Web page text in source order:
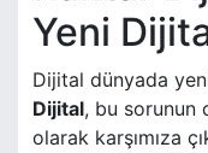
Yeni
Dijital dünyada
Dijital, bu sorunun
olarak karşımıza